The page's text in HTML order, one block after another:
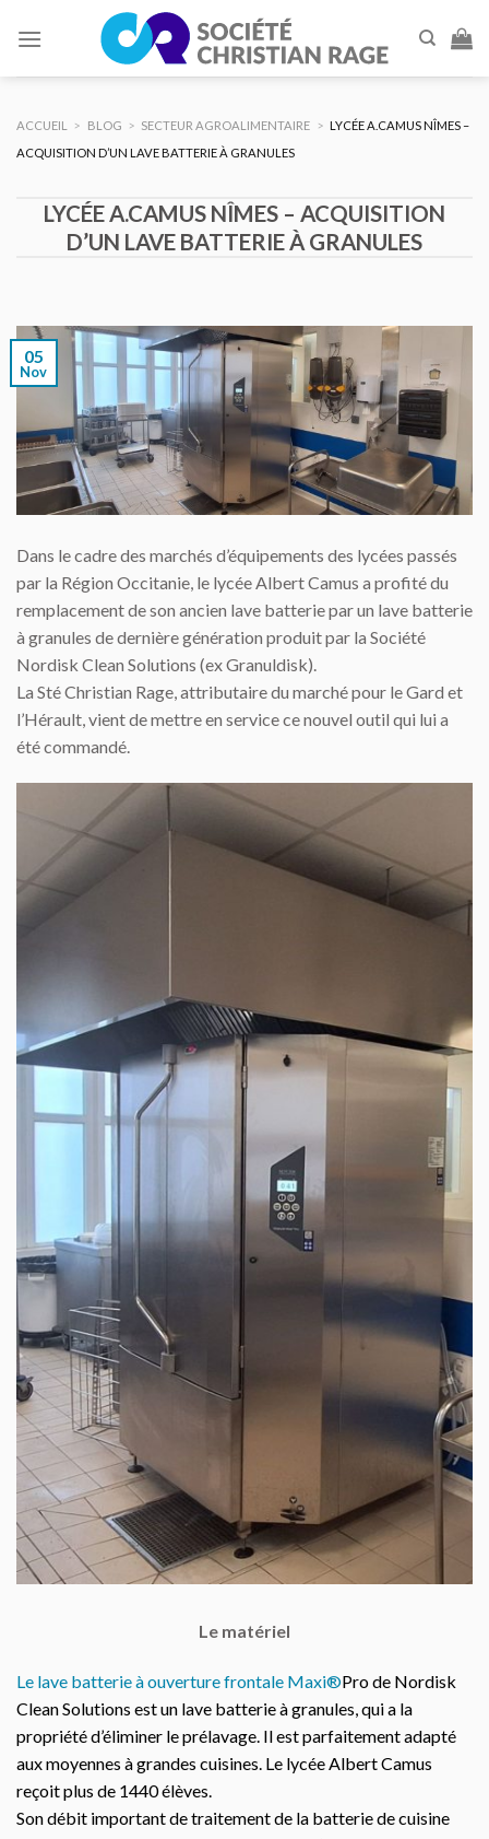
ACCUEIL > BLOG > SECTEUR AGROALIMENTAIRE > LYCÉE A.CAMUS NÎMES –
ACQUISITION D’UN LAVE BATTERIE À GRANULES
LYCÉE A.CAMUS NÎMES – ACQUISITION
D’UN LAVE BATTERIE À GRANULES
05
Nov
Dans le cadre des marchés d’équipements des lycées passés
par la Région Occitanie, le lycée Albert Camus a profité du
remplacement de son ancien lave batterie par un lave batterie
à granules de dernière génération produit par la Société
Nordisk Clean Solutions (ex Granuldisk).
La Sté Christian Rage, attributaire du marché pour le Gard et
l’Hérault, vient de mettre en service ce nouvel outil qui lui a
été commandé.
Le matériel
Le lave batterie à ouverture frontale Maxi®Pro de Nordisk
Clean Solutions est un lave batterie à granules, qui a la
propriété d’éliminer le prélavage. Il est parfaitement adapté
aux moyennes à grandes cuisines. Le lycée Albert Camus
reçoit plus de 1440 élèves.
Son débit important de traitement de la batterie de cuisine